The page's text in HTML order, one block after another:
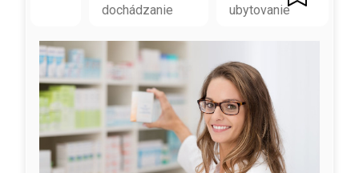
dochádzanie
ubytovanie